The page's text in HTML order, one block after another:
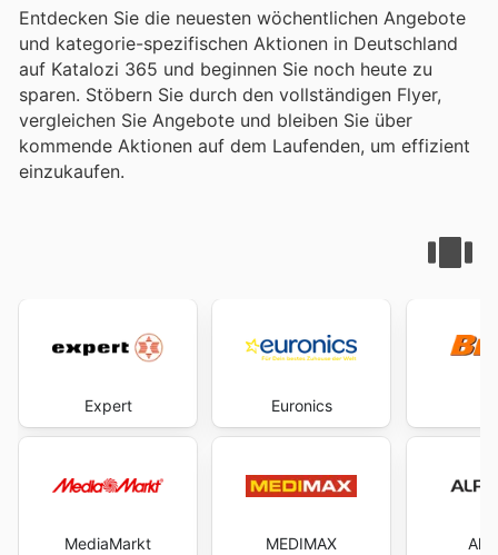
Entdecken Sie die neuesten wöchentlichen Angebote
und kategorie-spezifischen Aktionen in Deutschland
auf Katalozi 365 und beginnen Sie noch heute zu
sparen. Stöbern Sie durch den vollständigen Flyer,
vergleichen Sie Angebote und bleiben Sie über
kommende Aktionen auf dem Laufenden, um effizient
einzukaufen.
Expert
MediaMarkt
Euronics
MEDIMAX